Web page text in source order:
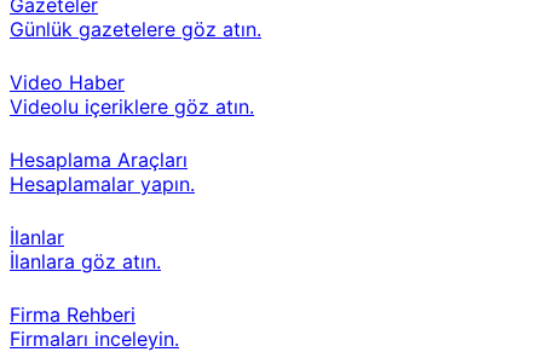
Gazeteler
Günlük gazetelere göz atın.
Video Haber
Videolu içeriklere göz atın.
Hesaplama Araçları
Hesaplamalar yapın.
İlanlar
İlanlara göz atın.
Firma Rehberi
Firmaları inceleyin.